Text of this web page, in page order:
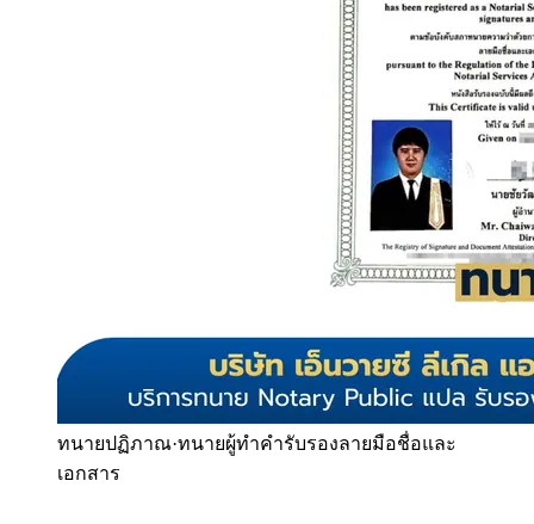
ทนายปฏิภาณ·ทนายผู้ทำคำรับรองลายมือชื่อและ
เอกสาร